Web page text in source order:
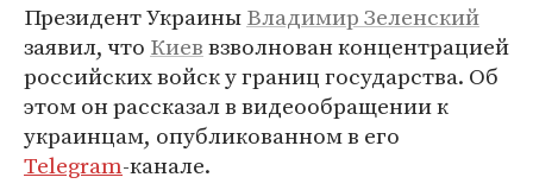
Президент УкраиныВладимир Зеленский
заявил, что Киеввзволнован концентрацией
российских войск у границ государства. Об
этом он рассказал в видеообращении к
украинцам, опубликованном в его
Telegram-канале.